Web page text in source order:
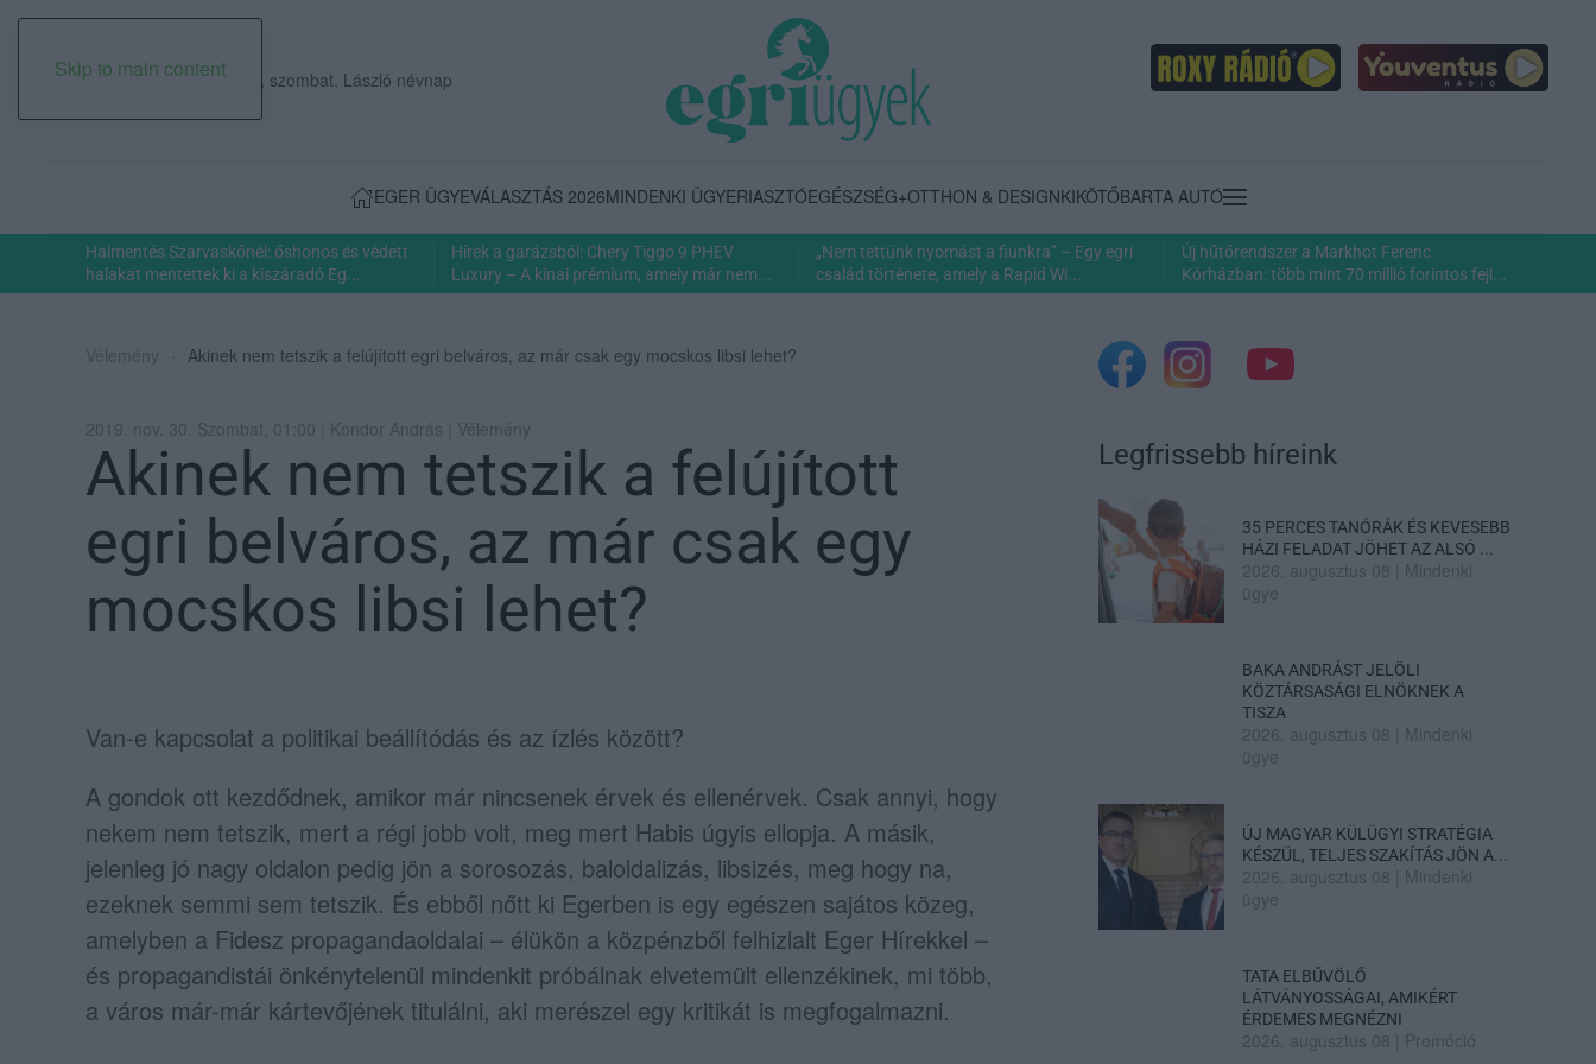
Skip to main content
2026. augusztus 08., szombat, László névnap
EGER ÜGYEVÁLASZTÁS 2026MINDENKI ÜGYERIASZTÓEGÉSZSÉG+OTTHON & DESIGNKIKÖTŐBARTA AUTÓ
Halmentés Szarvaskőnél: őshonos és védett
halakat mentettek ki a kiszáradó Eg...
Hírek a garázsból: Chery Tiggo 9 PHEV
Luxury – A kínai prémium, amely már nem...
„Nem tettünk nyomást a fiunkra” – Egy egri
család története, amely a Rapid Wi...
Új hűtőrendszer a Markhot Ferenc
Kórházban: több mint 70 millió forintos fejl...
Vélemény Akinek nem tetszik a felújított egri belváros, az már csak egy mocskos libsi lehet?
2019. nov. 30. Szombat, 01:00 | Kondor András | Vélemény
Akinek nem tetszik a felújított
egri belváros, az már csak egy
mocskos libsi lehet?
Van-e kapcsolat a politikai beállítódás és az ízlés között?
A gondok ott kezdődnek, amikor már nincsenek érvek és ellenérvek. Csak annyi, hogy
nekem nem tetszik, mert a régi jobb volt, meg mert Habis úgyis ellopja. A másik,
jelenleg jó nagy oldalon pedig jön a sorosozás, baloldalizás, libsizés, meg hogy na,
ezeknek semmi sem tetszik. És ebből nőtt ki Egerben is egy egészen sajátos közeg,
amelyben a Fidesz propagandaoldalai – élükön a közpénzből felhizlalt Eger Hírekkel –
és propagandistái önkénytelenül mindenkit próbálnak elvetemült ellenzékinek, mi több,
a város már-már kártevőjének titulálni, aki merészel egy kritikát is megfogalmazni.
Legfrissebb híreink
35 PERCES TANÓRÁK ÉS KEVESEBB
HÁZI FELADAT JÖHET AZ ALSÓ ...
2026. augusztus 08
Mindenki
ügye
BAKA ANDRÁST JELÖLI
KÖZTÁRSASÁGI ELNÖKNEK A
TISZA
2026. augusztus 08
Mindenki
ügye
ÚJ MAGYAR KÜLÜGYI STRATÉGIA
KÉSZÜL, TELJES SZAKÍTÁS JÖN A...
2026. augusztus 08
Mindenki
ügye
TATA ELBŰVÖLŐ
LÁTVÁNYOSSÁGAI, AMIKÉRT
ÉRDEMES MEGNÉZNI
2026. augusztus 08 Promóció